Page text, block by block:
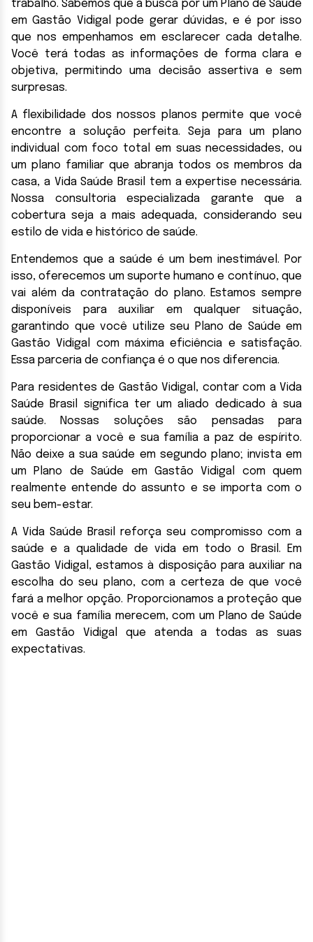
trabalho. Sabemos que a busca por um Plano de Saúde
em Gastão Vidigal pode gerar dúvidas, e é por isso
que nos empenhamos em esclarecer cada detalhe.
Você terá todas as informações de forma clara e
objetiva, permitindo uma decisão assertiva e sem
surpresas.
A flexibilidade dos nossos planos permite que você
encontre a solução perfeita. Seja para um plano
individual com foco total em suas necessidades, ou
um plano familiar que abranja todos os membros da
casa, a Vida Saúde Brasil tem a expertise necessária.
Nossa consultoria especializada garante que a
cobertura seja a mais adequada, considerando seu
estilo de vida e histórico de saúde.
Entendemos que a saúde é um bem inestimável. Por
isso, oferecemos um suporte humano e contínuo, que
vai além da contratação do plano. Estamos sempre
disponíveis para auxiliar em qualquer situação,
garantindo que você utilize seu Plano de Saúde em
Gastão Vidigal com máxima eficiência e satisfação.
Essa parceria de confiança é o que nos diferencia.
Para residentes de Gastão Vidigal, contar com a Vida
Saúde Brasil significa ter um aliado dedicado à sua
saúde. Nossas soluções são pensadas para
proporcionar a você e sua família a paz de espírito.
Não deixe a sua saúde em segundo plano; invista em
um Plano de Saúde em Gastão Vidigal com quem
realmente entende do assunto e se importa com o
seu bem-estar.
A Vida Saúde Brasil reforça seu compromisso com a
saúde e a qualidade de vida em todo o Brasil. Em
Gastão Vidigal, estamos à disposição para auxiliar na
escolha do seu plano, com a certeza de que você
fará a melhor opção. Proporcionamos a proteção que
você e sua família merecem, com um Plano de Saúde
em Gastão Vidigal que atenda a todas as suas
expectativas.